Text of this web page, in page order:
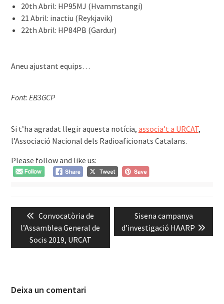
20th Abril: HP95MJ (Hvammstangi)
21 Abril: inactiu (Reykjavik)
22th Abril: HP84PB (Gardur)
Aneu ajustant equips…
Font: EB3GCP
Si t’ha agradat llegir aquesta notícia, associa’t a URCAT,
l’Associació Nacional dels Radioaficionats Catalans.
Please follow and like us:
d'entrades
Previous
post:
Convocatòria de
l’Assamblea General de
Socis 2019, URCAT
Next
post:
Sisena campanya
d’investigació HAARP
Deixa un comentari